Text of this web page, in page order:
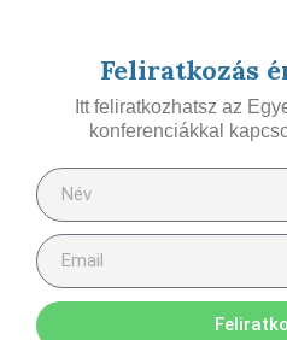
Feliratkozás
Itt feliratkozhatsz az
konferenciákkal